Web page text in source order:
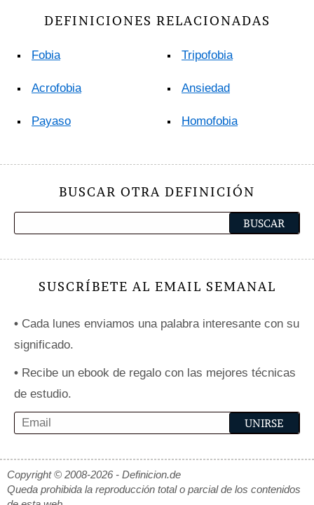
DEFINICIONES RELACIONADAS
Fobia
Acrofobia
Payaso
Tripofobia
Ansiedad
Homofobia
BUSCAR OTRA DEFINICIÓN
SUSCRÍBETE AL EMAIL SEMANAL
• Cada lunes enviamos una palabra interesante con su
significado.
• Recibe un ebook de regalo con las mejores técnicas
de estudio.
Copyright © 2008-2026 - Definicion.de
Queda prohibida la reproducción total o parcial de los contenidos